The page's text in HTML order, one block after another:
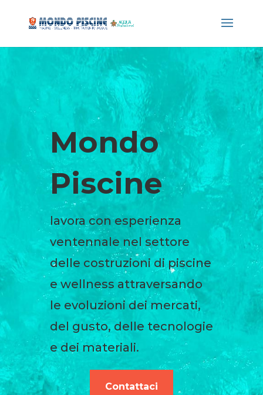
Mondo
Piscine
lavora con esperienza
ventennale nel settore
delle costruzioni di piscine
e wellness attraversando
le evoluzioni dei mercati,
del gusto, delle tecnologie
e dei materiali.
Contattaci